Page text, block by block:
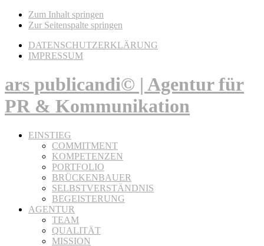
Zum Inhalt springen
Zur Seitenspalte springen
DATENSCHUTZERKLÄRUNG
IMPRESSUM
ars publicandi© | Agentur für
PR & Kommunikation
EINSTIEG
COMMITMENT
KOMPETENZEN
PORTFOLIO
BRÜCKENBAUER
SELBSTVERSTÄNDNIS
BEGEISTERUNG
AGENTUR
TEAM
QUALITÄT
MISSION